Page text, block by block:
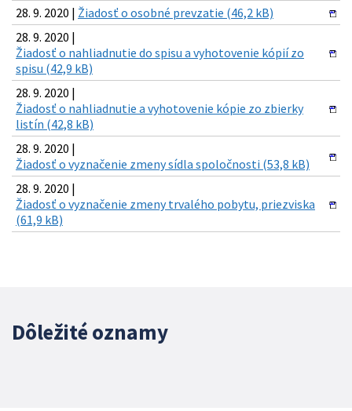
28. 9. 2020 | Žiadosť o osobné prevzatie (46,2 kB)
28. 9. 2020 |
Žiadosť o nahliadnutie do spisu a vyhotovenie kópií zo
spisu (42,9 kB)
28. 9. 2020 |
Žiadosť o nahliadnutie a vyhotovenie kópie zo zbierky
listín (42,8 kB)
28. 9. 2020 |
Žiadosť o vyznačenie zmeny sídla spoločnosti (53,8 kB)
28. 9. 2020 |
Žiadosť o vyznačenie zmeny trvalého pobytu, priezviska
(61,9 kB)
Dôležité oznamy